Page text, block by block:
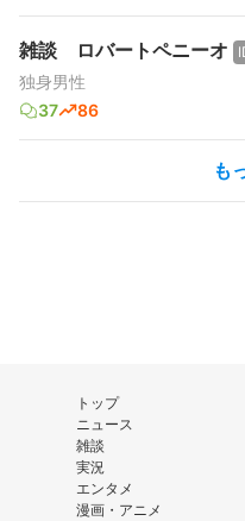
雑談 ロバートペニーオ
独身男性
37
86
も
トップ
ニュース
雑談
実況
エンタメ
漫画・アニメ